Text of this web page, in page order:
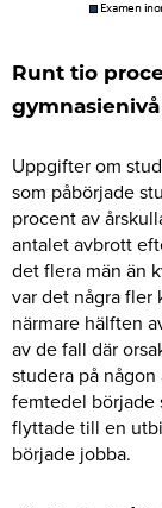
Runt tio
gymnasienivå
Uppgifter om
som påbörjade
procent av
antalet avbrott
det flera män än
var det några fler
närmare hälften
av de fall där
studera på
femtedel började
flyttade till en
började jobba.